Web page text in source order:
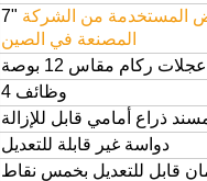
7" المستخدمة من الشركة
المصنعة في الصين
عجلات ركام مقاس 12 بوصة
4 وظائف
ذراع أمامي قابل للإزالة
دواسة غير قابلة للتعديل
قابل للتعديل بخمس نقاط